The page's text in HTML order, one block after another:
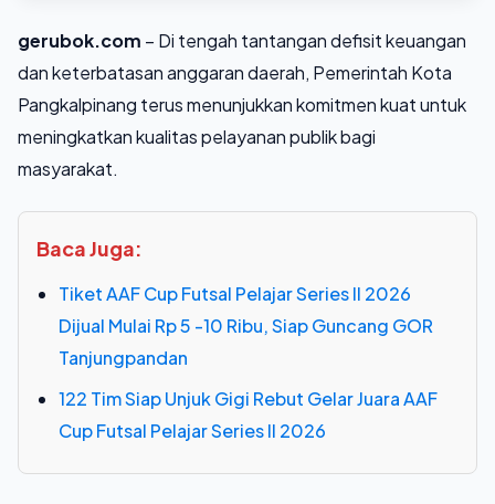
gerubok.com – Di tengah tantangan defisit keuangan
dan keterbatasan anggaran daerah, Pemerintah Kota
Pangkalpinang terus menunjukkan komitmen kuat untuk
meningkatkan kualitas pelayanan publik bagi
masyarakat.
Baca Juga:
Tiket AAF Cup Futsal Pelajar Series II 2026
Dijual Mulai Rp 5 -10 Ribu, Siap Guncang GOR
Tanjungpandan
122 Tim Siap Unjuk Gigi Rebut Gelar Juara AAF
Cup Futsal Pelajar Series II 2026